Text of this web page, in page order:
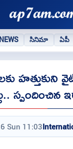
NEWS సినిమా ఏపీ
స్పందించిన
Sun 11:03